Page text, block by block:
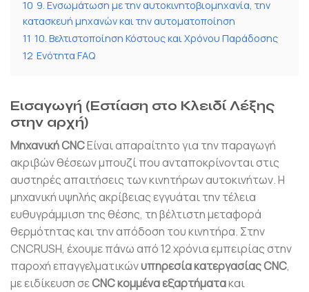
10 9. Ενσωμάτωση με την αυτοκινητοβιομηχανία, την
κατασκευή μηχανών και την αυτοματοποίηση
11 10. Βελτιστοποίηση Κόστους και Χρόνου Παράδοσης
12 Ενότητα FAQ
Εισαγωγή (Εστίαση στο Κλειδί Λέξης
στην αρχή)
Μηχανική CNCΕίναι απαραίτητο για την παραγωγή
ακριβών θέσεων μπουζί που ανταποκρίνονται στις
αυστηρές απαιτήσεις των κινητήρων αυτοκινήτων. Η
μηχανική υψηλής ακρίβειας εγγυάται την τέλεια
ευθυγράμμιση της θέσης, τη βέλτιστη μεταφορά
θερμότητας και την απόδοση του κινητήρα. Στην
CNCRUSH, έχουμε πάνω από 12 χρόνια εμπειρίας στην
παροχή επαγγελματικώνυπηρεσία κατεργασίας CNC,
με ειδίκευση σεCNC κομμένα εξαρτήματακαι